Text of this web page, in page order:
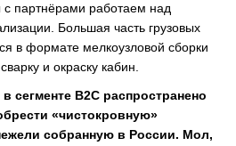
партнёрами работаем над
Большая часть грузовых
в формате мелкоузловой сборки
и окраску кабин.
сегменте B2C распространено
«чистокровную»
собранную в России. Мол,